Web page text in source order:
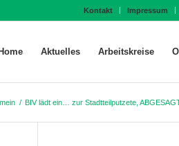
Kontakt Impressum
Home Aktuelles Arbeitskreise
/ BIV lädt ein… zur Stadtteilputzete,